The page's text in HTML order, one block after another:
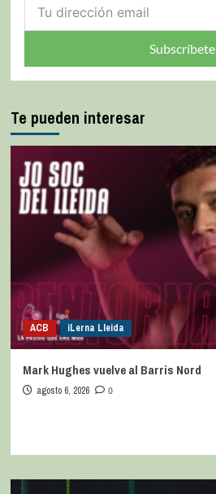
Subscríbete
Te pueden interesar
ACB iLerna Lleida
Mark Hughes vuelve al Barris Nord
agosto 6, 2026 0